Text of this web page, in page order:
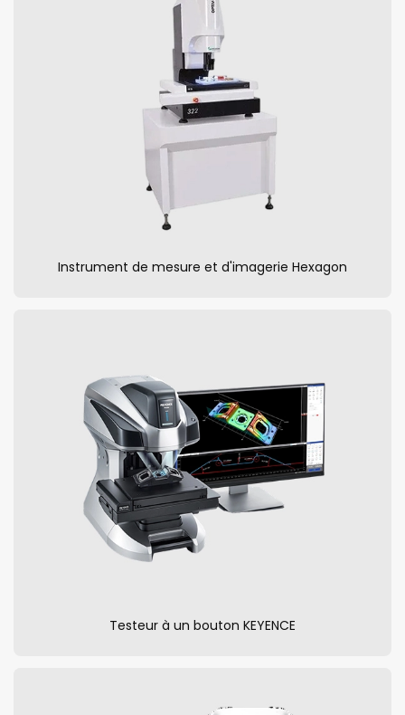
Instrument de mesure et d'imagerie Hexagon
Testeur à un bouton KEYENCE